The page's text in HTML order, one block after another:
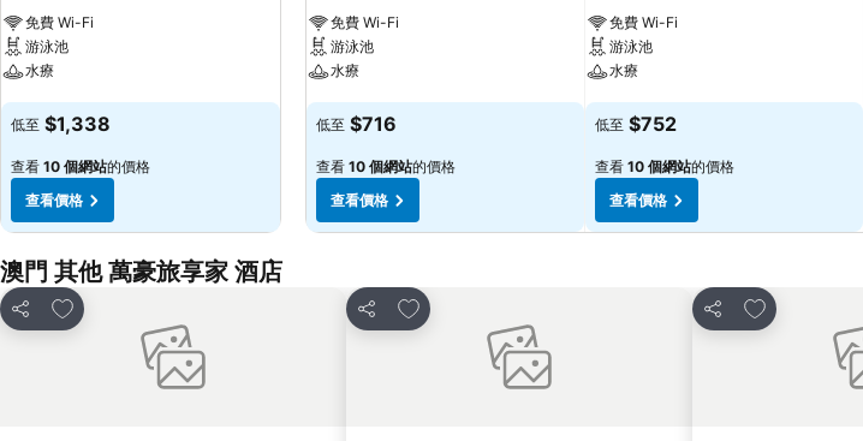
免費 Wi-Fi
游泳池
水療
查看價格
低至 $1,338
查看 10 個網站的價格
查看價格
免費 Wi-Fi
游泳池
水療
查看價格
低至 $716
查看 10 個網站的價格
查看價格
免費 Wi-Fi
游泳池
水療
查看價格
低至 $752
查看 10 個網站的價格
查看價格
澳門 其他 萬豪旅享家 酒店
分享
放到收藏夾
分享
放到收藏夾
分享
放到收藏夾